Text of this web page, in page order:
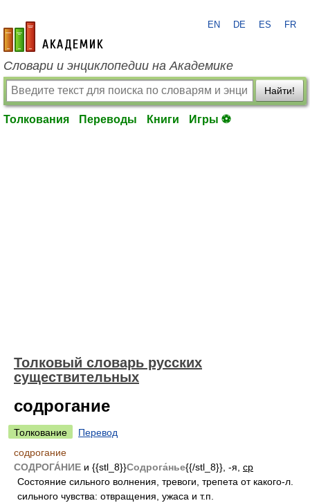
academic.ru
EN DE ES FR
Словари и энциклопедии на Академике
Найти!
Толкования Переводы Книги Игры ⚽
Толковый словарь русских
существительных
содрогание
Толкование
Перевод
содрогание
СОДРОГА́НИЕ и {{stl_8}}Содрога́нье{{/stl_8}}, -я, ср
Состояние сильного волнения, тревоги, трепета от какого-л.
сильного чувства: отвращения, ужаса и т.п.